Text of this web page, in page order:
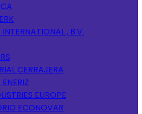
, B.V.
CERRAJERA
EUROPE
ECONOVAR